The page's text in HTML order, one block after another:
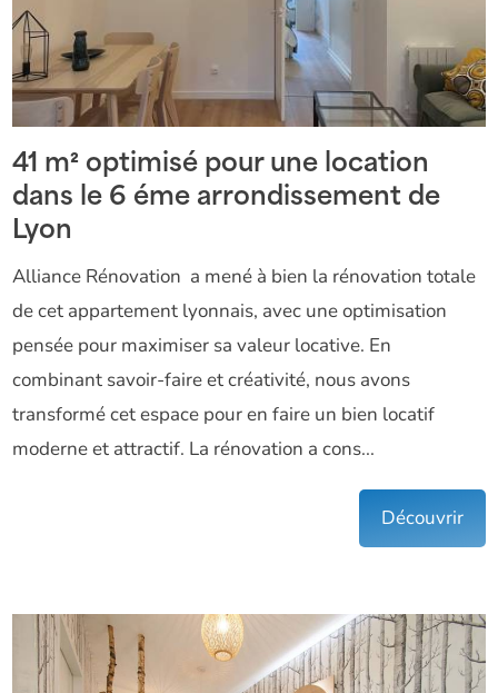
41 m² optimisé pour une location
dans le 6 éme arrondissement de
Lyon
Alliance Rénovation a mené à bien la rénovation totale
de cet appartement lyonnais, avec une optimisation
pensée pour maximiser sa valeur locative. En
combinant savoir-faire et créativité, nous avons
transformé cet espace pour en faire un bien locatif
moderne et attractif. La rénovation a cons...
Découvrir